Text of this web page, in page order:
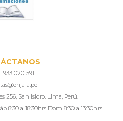
933 020 591
256, San Isidro. Lima, Perú.
8:30 a 18:30hrs Dom 8:30 a 13:30hrs